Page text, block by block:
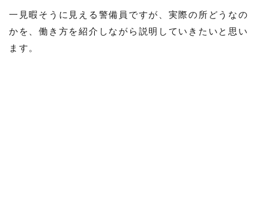
一見暇そうに見える警備員ですが、実際の所どうなの
かを、働き方を紹介しながら説明していきたいと思い
ます。